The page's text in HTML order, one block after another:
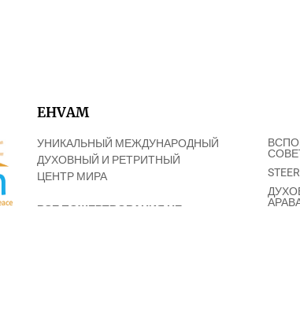
EHVAM
УНИКАЛЬНЫЙ МЕЖДУНАРОДНЫЙ
ДУХОВНЫЙ И РЕТРИТНЫЙ
ЦЕНТР МИРА
ВСЕ ПОЖЕРТВОВАНИЯ НЕ